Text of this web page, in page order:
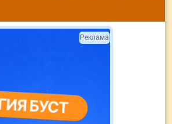
Реклама